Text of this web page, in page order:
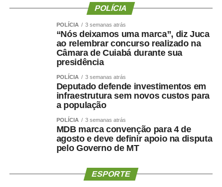
cumpra sua obrigação de implantar uma educação de
qualidade — disse o professor.
A coordenadora do Movimento Somos Todas
Professoras, Berta Lúcia Souza Lima, disse que quem
atua “no chão da creche” sabe da necessidade de mais
recursos para a educação infantil. Segundo ela, o desafio
do movimento é cobrar a implementação daLei 15.326,
, que reconhece os professores da educação
infantil como profissionais do magistério público.
— A educação infantil é a que precisa de mais recursos,
pois demanda mais profissionais, alimentação mais
saudável e materiais didáticos específicos. Estamos
trabalhando, fazendo nosso trabalho, formando cidadãos
POLÍCIA
POLÍCIA 3 semanas atrás
“Nós deixamos uma marca”, diz Juca
ao relembrar concurso realizado na
Câmara de Cuiabá durante sua
presidência
POLÍCIA 3 semanas atrás
Deputado defende investimentos em
infraestrutura sem novos custos para
a população
POLÍCIA 3 semanas atrás
MDB marca convenção para 4 de
agosto e deve definir apoio na disputa
pelo Governo de MT
ESPORTE